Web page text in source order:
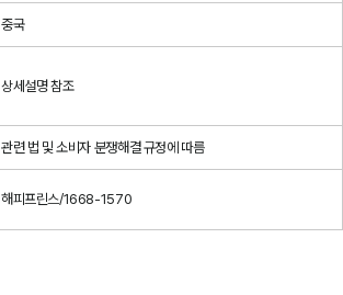
중국
상세설명 참조
관련 법 및 소비자 분쟁해결 규정에 따름
해피프린스/1668-1570